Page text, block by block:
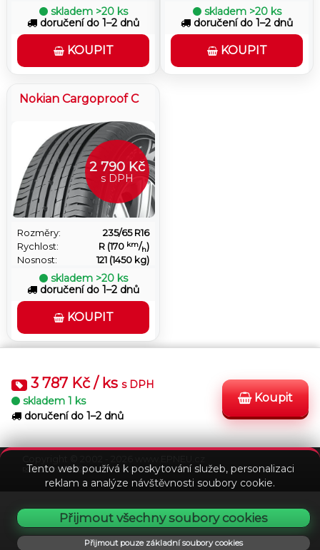
Tento web používá k poskytování služeb, personalizaci
reklam a analýze návštěvnosti soubory cookie.
Přijmout všechny soubory cookies
Přijmout pouze základní soubory cookies
3 787 Kč / ks s DPH
skladem 1 ks
doručení do 1–2 dnů
Koupit
skladem >20 ks
doručení do 1–2 dnů
KOUPIT
skladem >20 ks
doručení do 1–2 dnů
KOUPIT
Nokian Cargoproof C
2 790 Kč
s DPH
Rozměry:
235/65 R16
Rychlost:
R (170 km/h)
Nosnost:
121 (1450 kg)
skladem >20 ks
doručení do 1–2 dnů
KOUPIT
Stav
powered by VEDOS.cz